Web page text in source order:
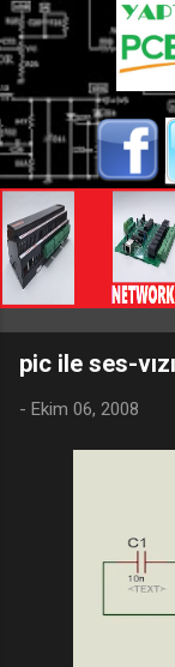
pic ile ses-
- Ekim 06, 2008